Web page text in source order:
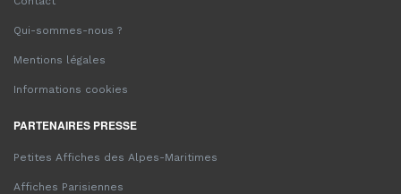
Qui-sommes-nous ?
Mentions légales
Informations cookies
PARTENAIRES PRESSE
Petites Affiches des Alpes-Maritimes
Affiches Parisiennes